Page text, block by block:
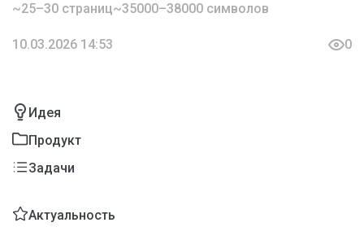
~25–30 страниц~35000–38000 символов
10.03.2026 14:53 0
Идея
Продукт
Задачи
Актуальность